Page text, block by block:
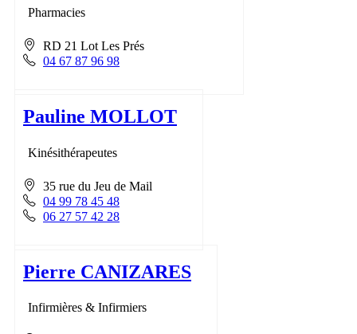
Pharmacies
RD 21 Lot Les Prés
04 67 87 96 98
Pauline MOLLOT
Kinésithérapeutes
35 rue du Jeu de Mail
04 99 78 45 48
06 27 57 42 28
Pierre CANIZARES
Infirmières & Infirmiers